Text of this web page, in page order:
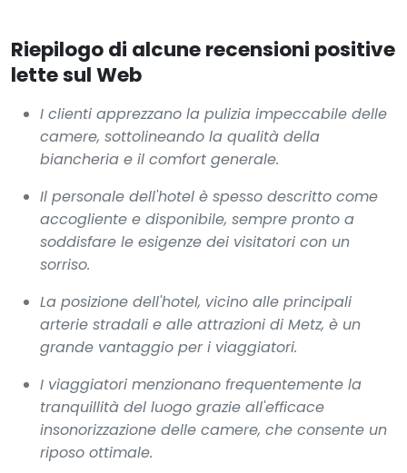
Riepilogo di alcune recensioni positive
lette sul Web
I clienti apprezzano la pulizia impeccabile delle
camere, sottolineando la qualità della
biancheria e il comfort generale.
Il personale dell'hotel è spesso descritto come
accogliente e disponibile, sempre pronto a
soddisfare le esigenze dei visitatori con un
sorriso.
La posizione dell'hotel, vicino alle principali
arterie stradali e alle attrazioni di Metz, è un
grande vantaggio per i viaggiatori.
I viaggiatori menzionano frequentemente la
tranquillità del luogo grazie all'efficace
insonorizzazione delle camere, che consente un
riposo ottimale.